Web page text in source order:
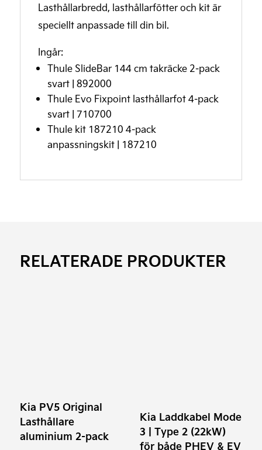
Lasthållarbredd, lasthållarfötter och kit är
speciellt anpassade till din bil.
Ingår:
Thule SlideBar 144 cm takräcke 2-pack
svart | 892000
Thule Evo Fixpoint lasthållarfot 4-pack
svart | 710700
Thule kit 187210 4-pack
anpassningskit | 187210
RELATERADE PRODUKTER
Kia PV5 Original
Lasthållare
aluminium 2-pack
Kia Laddkabel Mode
3 | Type 2 (22kW)
för både PHEV & EV
De
olika
alternativen